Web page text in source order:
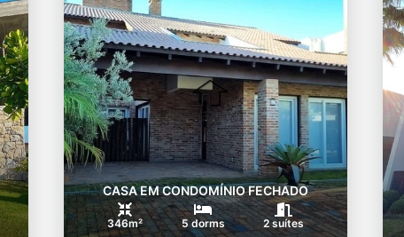
CASA EM CONDOMÍNIO FECHADO
346m² 5 dorms 2 suítes